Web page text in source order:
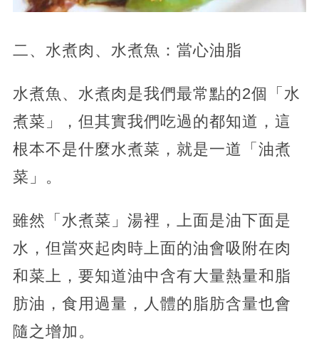
二、水煮肉、水煮魚：當心油脂
水煮魚、水煮肉是我們最常點的2個「水
煮菜」，但其實我們吃過的都知道，這
根本不是什麼水煮菜，就是一道「油煮
菜」。
雖然「水煮菜」湯裡，上面是油下面是
水，但當夾起肉時上面的油會吸附在肉
和菜上，要知道油中含有大量熱量和脂
肪油，食用過量，人體的脂肪含量也會
隨之增加。